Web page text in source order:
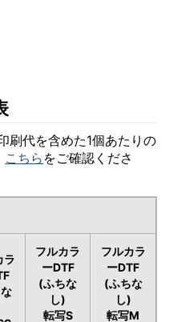
刷代を含めた1個あたりの
こちら をご確認くださ
ラ
フルカラ
ーDTF
(ふちな
し)
転写S
フルカラ
ーDTF
(ふちな
し)
転写M